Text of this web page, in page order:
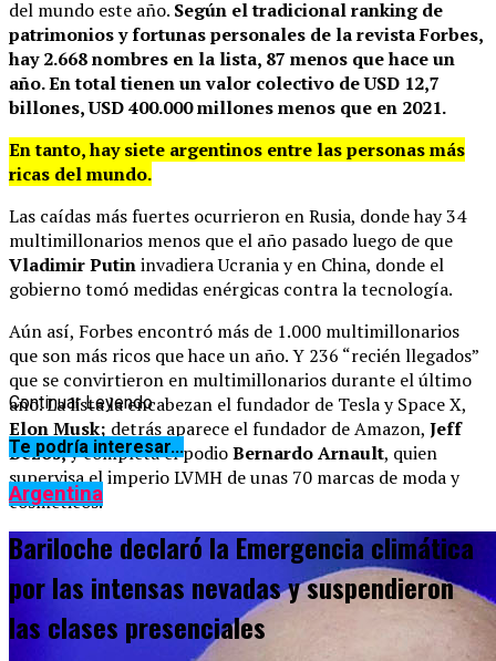
del mundo este año. Según el tradicional ranking de
patrimonios y fortunas personales de la revista Forbes,
hay 2.668 nombres en la lista, 87 menos que hace un
año. En total tienen un valor colectivo de USD 12,7
billones, USD 400.000 millones menos que en 2021.
En tanto, hay siete argentinos entre las personas más
ricas del mundo.
Las caídas más fuertes ocurrieron en Rusia, donde hay 34
multimillonarios menos que el año pasado luego de que
Vladimir Putininvadiera Ucrania y en China, donde el
gobierno tomó medidas enérgicas contra la tecnología.
Aún así, Forbes encontró más de 1.000 multimillonarios
que son más ricos que hace un año. Y 236 “recién llegados”
que se convirtieron en multimillonarios durante el último
año. La lista la encabezan el fundador de Tesla y Space X,
Elon Musk; detrás aparece el fundador de Amazon, Jeff
Bezos,y completa el podioBernardo Arnault, quien
supervisa el imperio LVMH de unas 70 marcas de moda y
cosméticos.
Continuar Leyendo
Te podría interesar...
Argentina
Bariloche declaró la Emergencia climática
por las intensas nevadas y suspendieron
las clases presenciales